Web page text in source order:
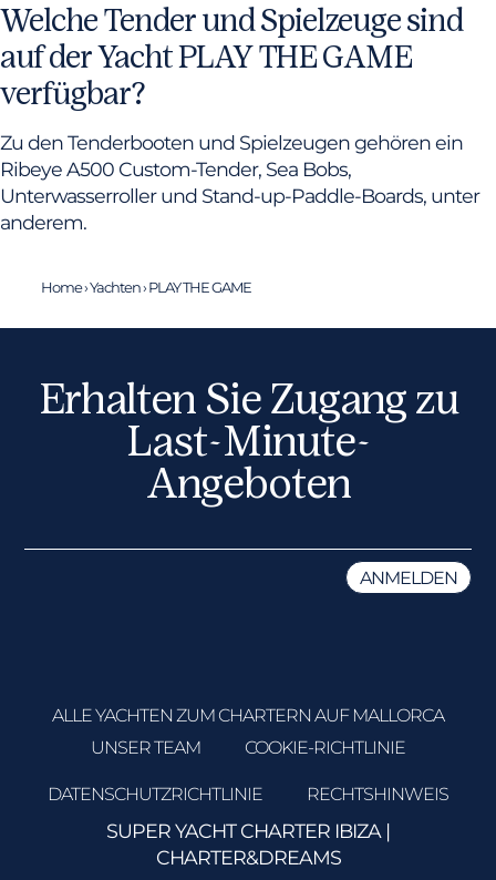
Welche Tender und Spielzeuge sind
auf der Yacht PLAY THE GAME
verfügbar?
Zu den Tenderbooten und Spielzeugen gehören ein
Ribeye A500 Custom-Tender, Sea Bobs,
Unterwasserroller und Stand-up-Paddle-Boards, unter
anderem.
Home›Yachten›PLAY THE GAME
Erhalten Sie Zugang zu
Last-Minute-
Angeboten
ALLE YACHTEN ZUM CHARTERN AUF MALLORCA
UNSER TEAM
COOKIE-RICHTLINIE
DATENSCHUTZRICHTLINIE RECHTSHINWEIS
SUPER YACHT CHARTER IBIZA |
CHARTER&DREAMS